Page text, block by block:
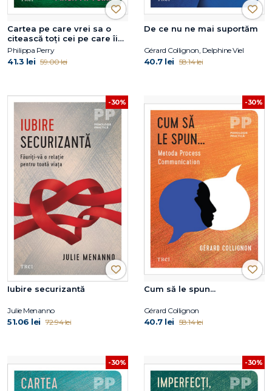
Cartea pe care vrei sa o
citească toți cei pe care îi
iubești
Philippa Perry
41.3 lei 59.00 lei
De ce nu ne mai suportăm
Gérard Collignon, Delphine Viel
40.7 lei 58.14 lei
-30%
Iubire securizantă
Julie Menanno
51.06 lei 72.94 lei
-30%
Cum să le spun...
Gérard Collignon
40.7 lei 58.14 lei
-30% -30%